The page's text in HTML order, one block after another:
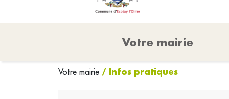
Votre mairie
Votre mairie / Infos pratiques